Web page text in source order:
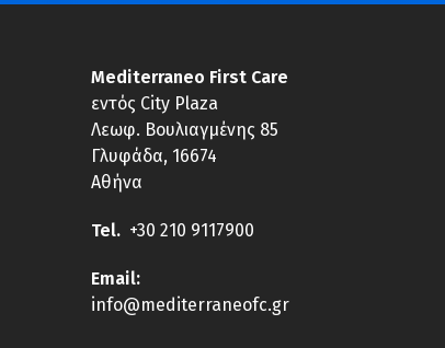
Mediterraneo First Care
εντός City Plaza
Λεωφ. Βουλιαγμένης 85
Γλυφάδα, 16674
Αθήνα
Tel. +30 210 9117900
Email:
info@mediterraneofc.gr